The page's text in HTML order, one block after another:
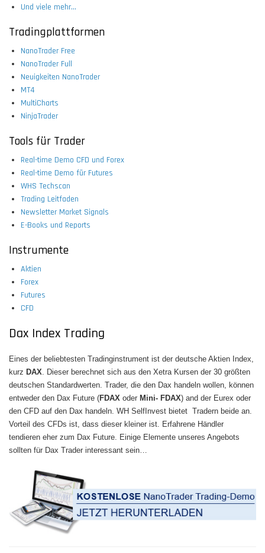
Und viele mehr...
Tradingplattformen
NanoTrader Free
NanoTrader Full
Neuigkeiten NanoTrader
MT4
MultiCharts
NinjaTrader
Tools für Trader
Real-time Demo CFD und Forex
Real-time Demo für Futures
WHS Techscan
Trading Leitfaden
Newsletter Market Signals
E-Books und Reports
Instrumente
Aktien
Forex
Futures
CFD
Dax Index Trading
Eines der beliebtesten Tradinginstrument ist der deutsche Aktien Index,
kurz DAX . Dieser berechnet sich aus den Xetra Kursen der 30 größten
deutschen Standardwerten. Trader, die den Dax handeln wollen, können
entweder den Dax Future (FDAX oder Mini- FDAX) and der Eurex oder
den CFD auf den Dax handeln. WH SelfInvest bietet Tradern beide an.
Vorteil des CFDs ist, dass dieser kleiner ist. Erfahrene Händler
tendieren eher zum Dax Future. Einige Elemente unseres Angebots
sollten für Dax Trader interessant sein…